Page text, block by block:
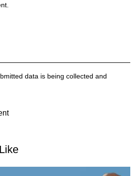
data is being collected and